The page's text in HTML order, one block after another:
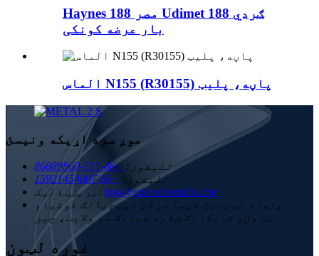
Haynes مصر 188 Udimet 188 ګردي
بار عرضه کونکی
الماس N155 (R30155) پاڼه، پلیټ
موږ سره اړیکه ونیسئ
تلیفون: +86-511-86889860
تلیفون: +86-15921454807
بریښنالیک: info@sekonicmetals.com
پته: د لویدیځ فیما سړک، لیوجیانګ فوقیاو
ټاون، تایکانګ ښار، جیانګ سو ولایت، چین
غوره لټون